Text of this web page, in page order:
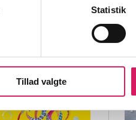
Statistik
Tillad valgte